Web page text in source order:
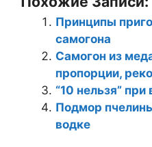
Принципы
самогона
Самогон из
пропорции,
“10 нельзя”
Подмор
водке